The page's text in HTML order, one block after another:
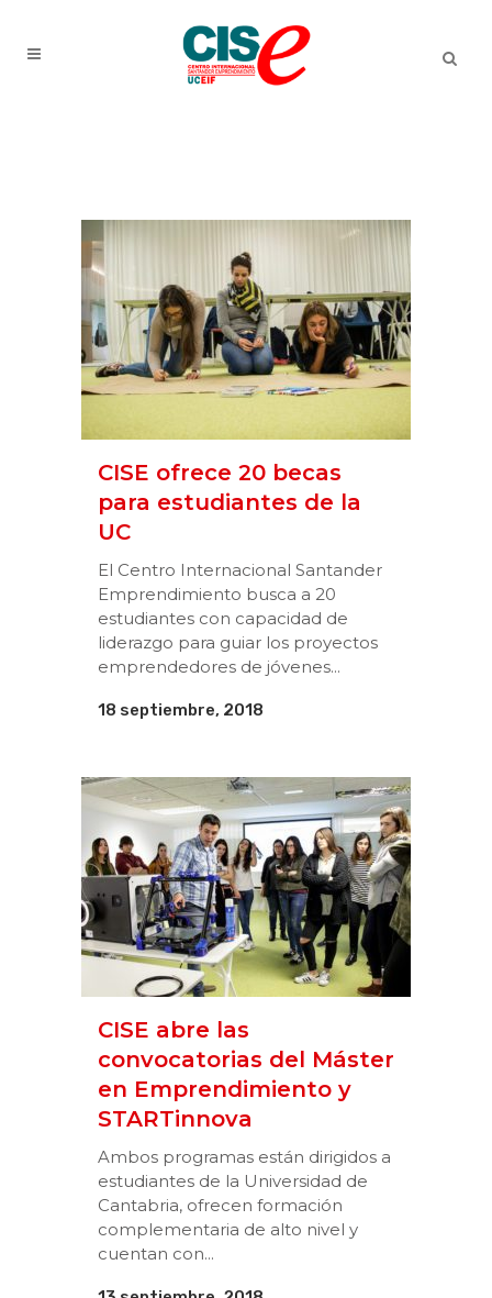
CISE ofrece 20 becas
para estudiantes de la
UC
El Centro Internacional Santander
Emprendimiento busca a 20
estudiantes con capacidad de
liderazgo para guiar los proyectos
emprendedores de jóvenes...
18 septiembre, 2018
CISE abre las
convocatorias del Máster
en Emprendimiento y
STARTinnova
Ambos programas están dirigidos a
estudiantes de la Universidad de
Cantabria, ofrecen formación
complementaria de alto nivel y
cuentan con...